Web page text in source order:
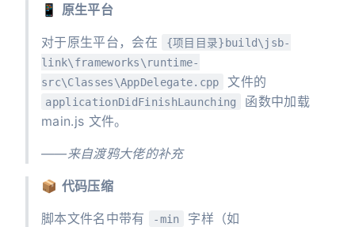
📱 原生平台
对于原生平台，会在
{项目目录}build\jsb-
link\frameworks\runtime-
src\Classes\AppDelegate.cpp
文件的
applicationDidFinishLaunching
函数中加载
main.js 文件。
——来自渡鸦大佬的补充
📦 代码压缩
脚本文件名中带有 -min
字样（如